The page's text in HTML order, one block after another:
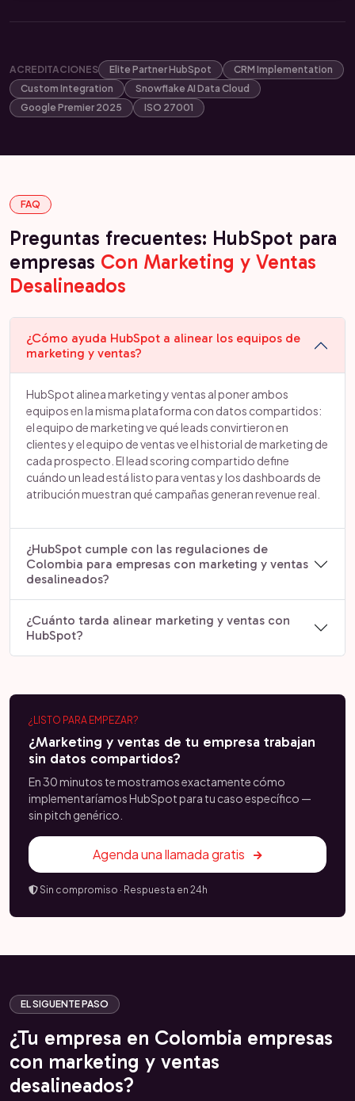
ACREDITACIONES Elite Partner HubSpot
CRM Implementation
Custom Integration
Snowflake AI Data Cloud
Google Premier 2025
ISO 27001
FAQ
Preguntas frecuentes: HubSpot para
empresas Con Marketing y Ventas
Desalineados
¿Cómo ayuda HubSpot a alinear los equipos de
marketing y ventas?
HubSpot alinea marketing y ventas al poner ambos
equipos en la misma plataforma con datos compartidos:
el equipo de marketing ve qué leads convirtieron en
clientes y el equipo de ventas ve el historial de marketing de
cada prospecto. El lead scoring compartido define
cuándo un lead está listo para ventas y los dashboards de
atribución muestran qué campañas generan revenue real.
¿HubSpot cumple con las regulaciones de
Colombia para empresas con marketing y ventas
desalineados?
¿Cuánto tarda alinear marketing y ventas con
HubSpot?
¿LISTO PARA EMPEZAR?
¿Marketing y ventas de tu empresa trabajan
sin datos compartidos?
En 30 minutos te mostramos exactamente cómo
implementaríamos HubSpot para tu caso específico —
sin pitch genérico.
Agenda una llamada gratis
Sin compromiso · Respuesta en 24h
EL SIGUENTE PASO
¿Tu empresa en Colombia empresas
con marketing y ventas
desalineados?